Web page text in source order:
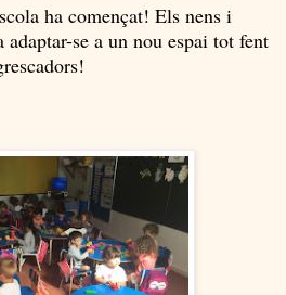
ha començat! Els nens i
adaptar-se a un nou espai tot fent